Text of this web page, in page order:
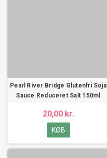
Pearl River Bridge Glutenfri Soja
Sauce Reduceret Salt 150ml
20,00 kr.
KØB